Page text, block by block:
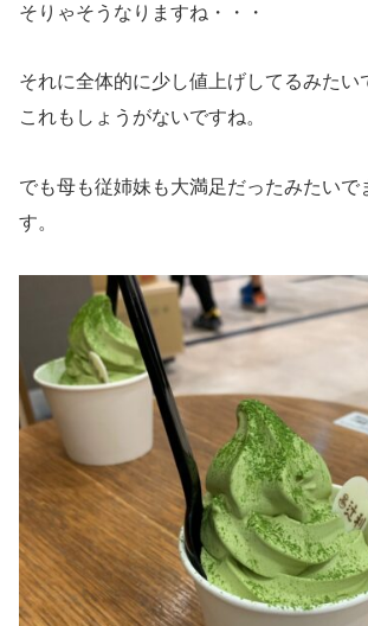
そりゃそうなりますね・・・
それに全体的に少し値上げしてるみたい
これもしょうがないですね。
でも母も従姉妹も大満足だったみたいで
す。